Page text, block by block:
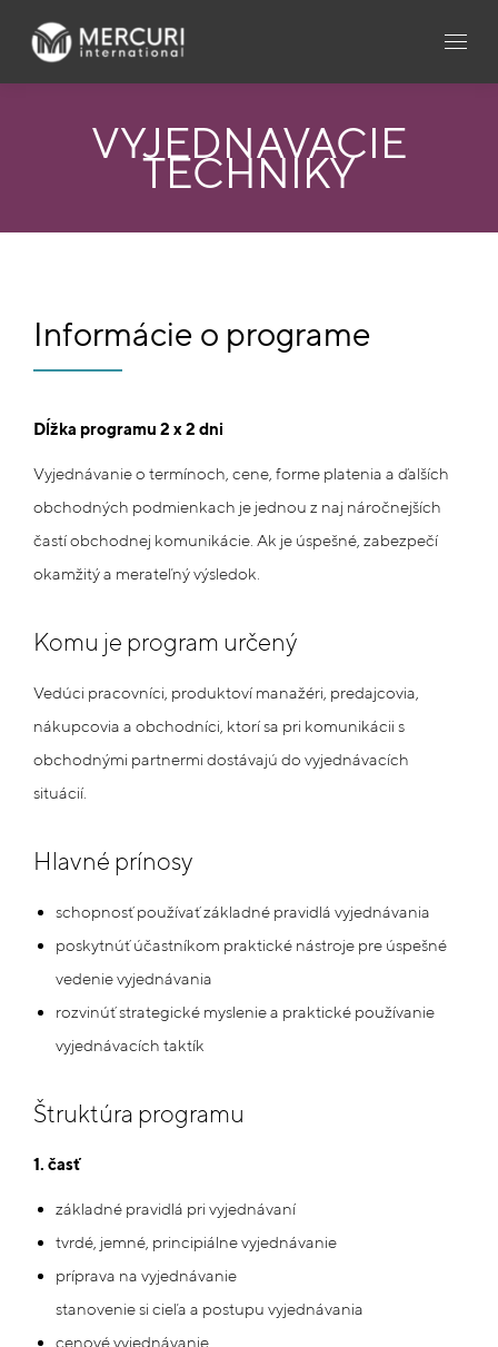
VYJEDNÁVACIE
TECHNIKY
Informácie o programe
Dĺžka programu 2 x 2 dni
Vyjednávanie o termínoch, cene, forme platenia a ďalších
obchodných podmienkach je jednou z naj náročnejších
častí obchodnej komunikácie. Ak je úspešné, zabezpečí
okamžitý a merateľný výsledok.
Komu je program určený
Vedúci pracovníci, produktoví manažéri, predajcovia,
nákupcovia a obchodníci, ktorí sa pri komunikácii s
obchodnými partnermi dostávajú do vyjednávacích
situácií.
Hlavné prínosy
schopnosť používať základné pravidlá vyjednávania
poskytnúť účastníkom praktické nástroje pre úspešné
vedenie vyjednávania
rozvinúť strategické myslenie a praktické používanie
vyjednávacích taktík
Štruktúra programu
1. časť
základné pravidlá pri vyjednávaní
tvrdé, jemné, principiálne vyjednávanie
príprava na vyjednávanie
stanovenie si cieľa a postupu vyjednávania
cenové vyjednávanie